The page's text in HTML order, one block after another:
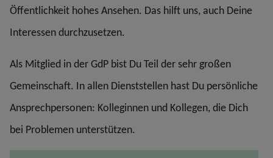
Öffentlichkeit hohes Ansehen. Das hilft uns, auch Deine
Interessen durchzusetzen.
Als Mitglied in der GdP bist Du Teil der sehr großen
Gemeinschaft. In allen Dienststellen hast Du persönliche
Ansprechpersonen: Kolleginnen und Kollegen, die Dich
bei Problemen unterstützen.